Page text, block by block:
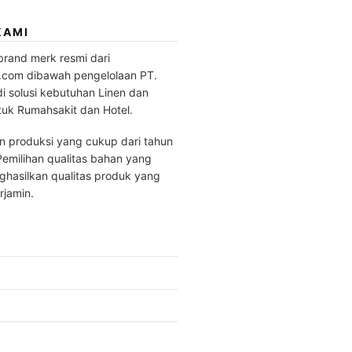
merk resmi dari
dibawah pengelolaan PT.
solusi kebutuhan Linen dan
Rumahsakit dan Hotel.
produksi yang cukup dari tahun
qualitas bahan yang
qualitas produk yang